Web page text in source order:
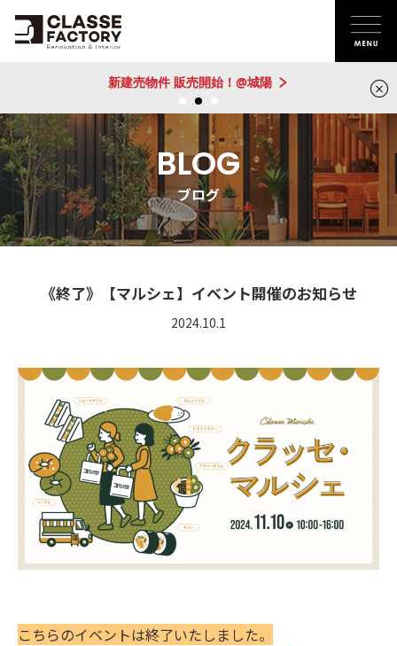
新建売物件 販売開始！@城陽
BLOG
ブログ
《終了》【マルシェ】イベント開催のお知らせ
2024.10.1
こちらのイベントは終了いたしました。